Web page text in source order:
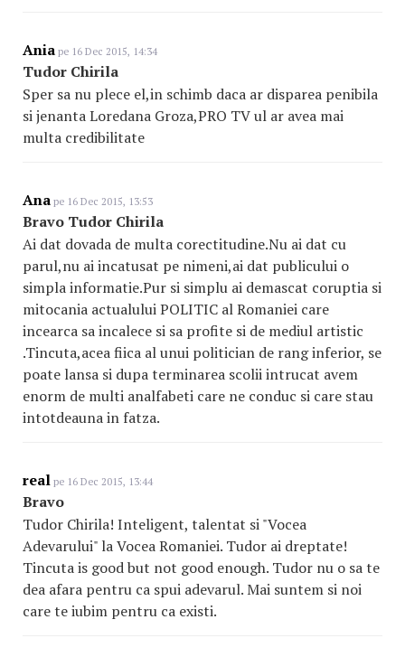
Ania pe 16 Dec 2015, 14:34
Tudor Chirila
Sper sa nu plece el,in schimb daca ar disparea penibila
si jenanta Loredana Groza,PRO TV ul ar avea mai
multa credibilitate
Ana pe 16 Dec 2015, 13:53
Bravo Tudor Chirila
Ai dat dovada de multa corectitudine.Nu ai dat cu
parul,nu ai incatusat pe nimeni,ai dat publicului o
simpla informatie.Pur si simplu ai demascat coruptia si
mitocania actualului POLITIC al Romaniei care
incearca sa incalece si sa profite si de mediul artistic
.Tincuta,acea fiica al unui politician de rang inferior, se
poate lansa si dupa terminarea scolii intrucat avem
enorm de multi analfabeti care ne conduc si care stau
intotdeauna in fatza.
real pe 16 Dec 2015, 13:44
Bravo
Tudor Chirila! Inteligent, talentat si "Vocea
Adevarului" la Vocea Romaniei. Tudor ai dreptate!
Tincuta is good but not good enough. Tudor nu o sa te
dea afara pentru ca spui adevarul. Mai suntem si noi
care te iubim pentru ca existi.